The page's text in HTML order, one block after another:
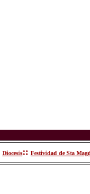
Diocesis:: Festividad de Sta